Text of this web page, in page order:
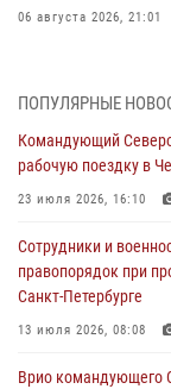
06 августа 2026, 21:01
Росгвардии (видео)
06 августа 2026, 14:47
В Брянске
06 августа 2026, 14:36
В кинологическом
память товарищей,
ПОПУЛЯРНЫЕ
Командующий
рабочую поездку в
23 июля 2026, 16:10
Сотрудники и
правопорядок при
Санкт-Петербурге
13 июля 2026, 08:08
Врио командующего